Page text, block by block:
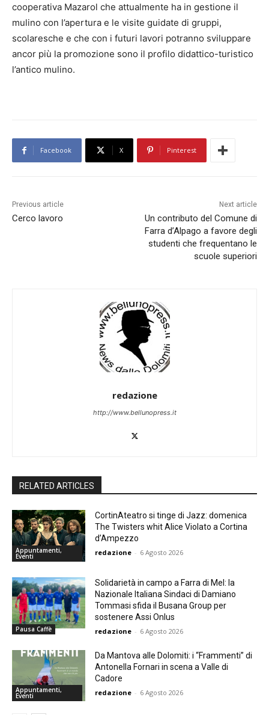
cooperativa Mazarol che attualmente ha in gestione il
mulino con l’apertura e le visite guidate di gruppi,
scolaresche e che con i futuri lavori potranno sviluppare
ancor più la promozione sono il profilo didattico-turistico
l’antico mulino.
Facebook X Pinterest
Previous article
Cerco lavoro
Next article
Un contributo del Comune di
Farra d’Alpago a favore degli
studenti che frequentano le
scuole superiori
redazione
http://www.bellunopress.it
RELATED ARTICLES
Appuntamenti,
Eventi
CortinAteatro si tinge di Jazz: domenica
The Twisters whit Alice Violato a Cortina
d’Ampezzo
redazione - 6 Agosto 2026
Pausa Caffè
Solidarietà in campo a Farra di Mel: la
Nazionale Italiana Sindaci di Damiano
Tommasi sfida il Busana Group per
sostenere Assi Onlus
redazione - 6 Agosto 2026
Appuntamenti,
Eventi
Da Mantova alle Dolomiti: i “Frammenti” di
Antonella Fornari in scena a Valle di
Cadore
redazione - 6 Agosto 2026